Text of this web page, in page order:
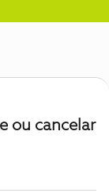
ou cancelar